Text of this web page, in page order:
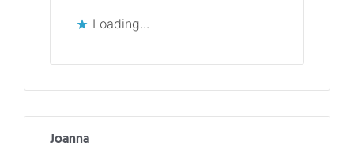
Loading...
Joanna